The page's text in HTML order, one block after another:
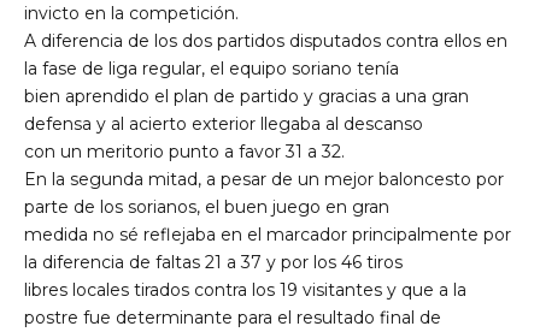
invicto en la competición.
A diferencia de los dos partidos disputados contra ellos en
la fase de liga regular, el equipo soriano tenía
bien aprendido el plan de partido y gracias a una gran
defensa y al acierto exterior llegaba al descanso
con un meritorio punto a favor 31 a 32.
En la segunda mitad, a pesar de un mejor baloncesto por
parte de los sorianos, el buen juego en gran
medida no sé reflejaba en el marcador principalmente por
la diferencia de faltas 21 a 37 y por los 46 tiros
libres locales tirados contra los 19 visitantes y que a la
postre fue determinante para el resultado final de